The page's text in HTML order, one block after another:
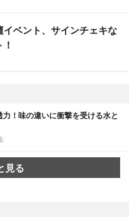
イベント、サインチェキな
！味の違いに衝撃を受ける水と
見る